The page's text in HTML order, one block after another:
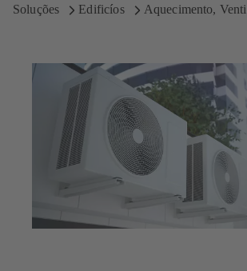
Soluções
Edificíos Aquecimento,